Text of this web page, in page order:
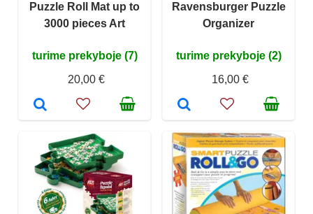
Puzzle Roll Mat up to
3000 pieces Art
turime prekyboje (7)
20,00 €
Ravensburger Puzzle
Organizer
turime prekyboje (2)
16,00 €